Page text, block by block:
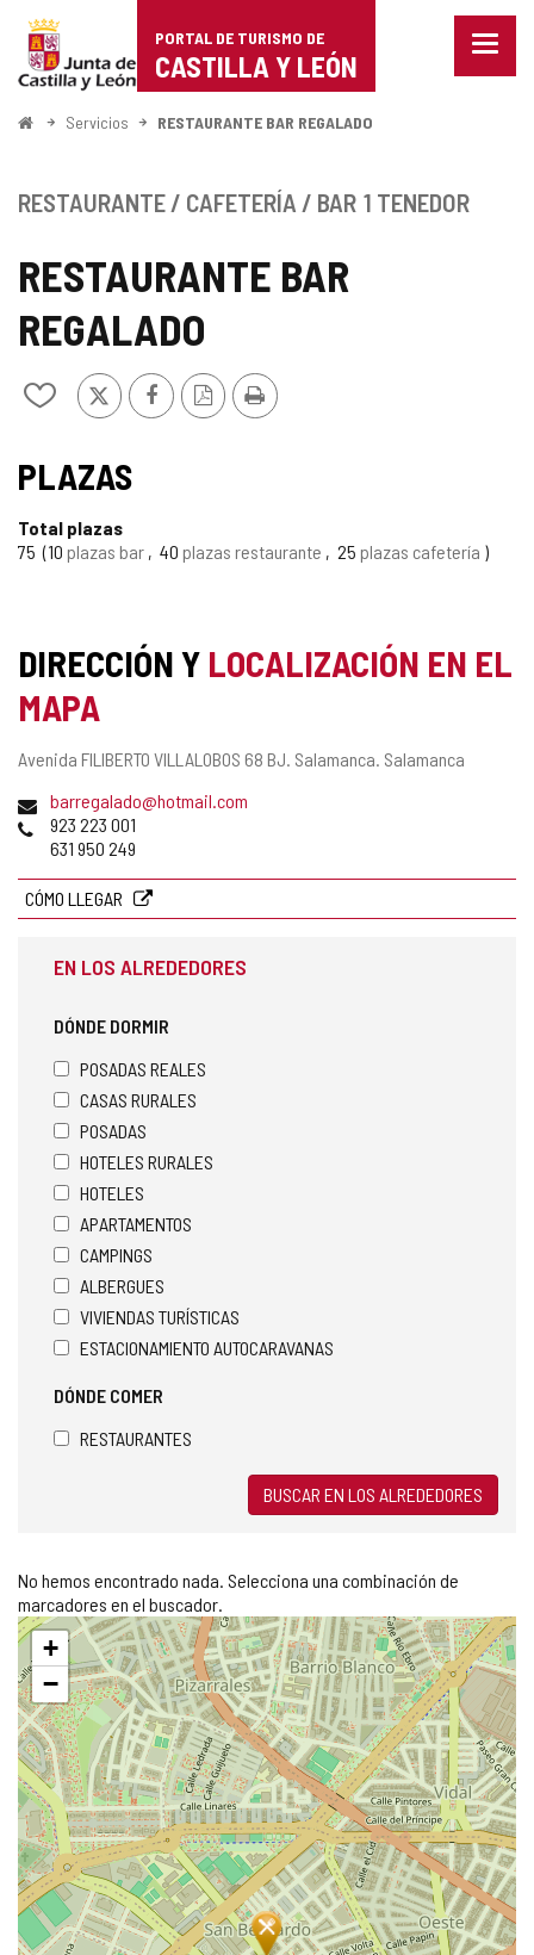
Portal
de
Turismo
Castilla
León
PORTAL DE TURISMO DE
CASTILLA Y LEÓN
Menu
InicioServicios RESTAURANTE BAR REGALADO
RESTAURANTE BAR
REGALADO
Añadir/quitar
cuadernos
X FacebookVersión
PDF
Imprimir
TIPO
RESTAURANTE / CAFETERÍA / BAR 1 TENEDOR
PLAZAS
Total plazas
75
10 plazas bar 40 plazas restaurante 25 plazas cafetería
DIRECCIÓN Y LOCALIZACIÓN EN EL
MAPA
Dirección
Avenida FILIBERTO VILLALOBOS 68 BJ. Salamanca. Salamanca
Dirección
de
correo
barregalado@hotmail.com
Teléfonos
923 223 001
631 950 249
CÓMO LLEGAR
EN LOS ALREDEDORES
DÓNDE DORMIR
POSADAS REALES
CASAS RURALES
POSADAS
HOTELES RURALES
HOTELES
APARTAMENTOS
CAMPINGS
ALBERGUES
VIVIENDAS TURÍSTICAS
ESTACIONAMIENTO AUTOCARAVANAS
DÓNDE COMER
RESTAURANTES
BUSCAR EN LOS ALREDEDORES
No hemos encontrado nada. Selecciona una combinación de
marcadores en el buscador.
Saltar
mapa
+
−